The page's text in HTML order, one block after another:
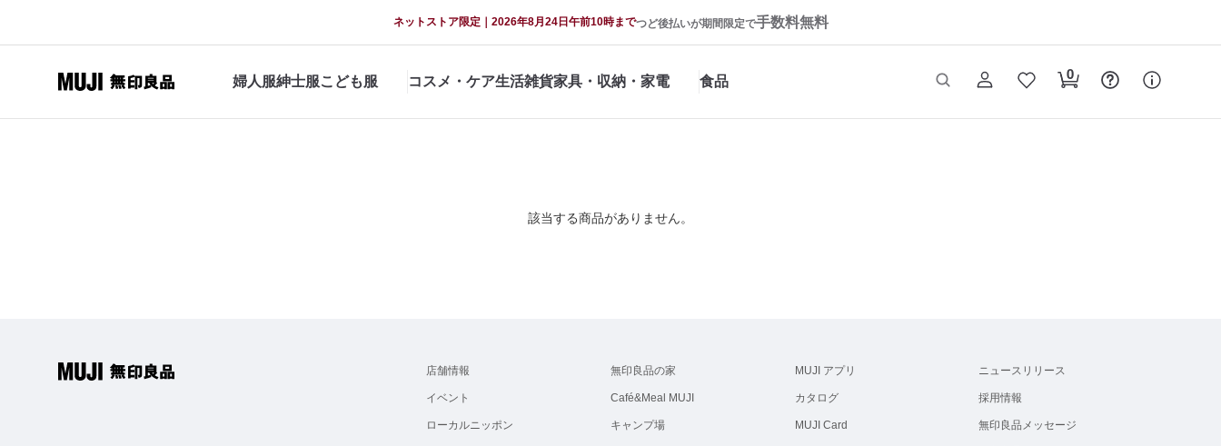
ネットストア限定｜2026年8月24日午前10時までつど後払いが期間限定で手数料無料
婦人服紳士服こども服 コスメ・ケア生活雑貨家具・収納・家電 食品
該当する商品がありません。
店舗情報
イベント
ローカルニッポン
無印良品の家
Café&Meal MUJI
キャンプ場
MUJI アプリ
カタログ
MUJI Card
ニュースリリース
採用情報
無印良品メッセージ